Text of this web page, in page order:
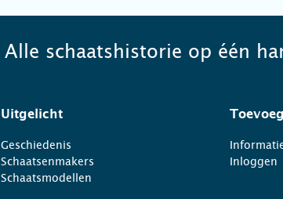
Alle schaatshistorie op één
Uitgelicht
Geschiedenis
Schaatsenmakers
Schaatsmodellen
Inloggen